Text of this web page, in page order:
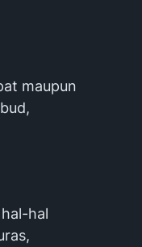
maupun
hal